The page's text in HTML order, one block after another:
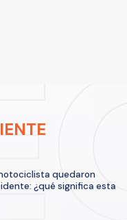
quedaron
¿qué significa esta